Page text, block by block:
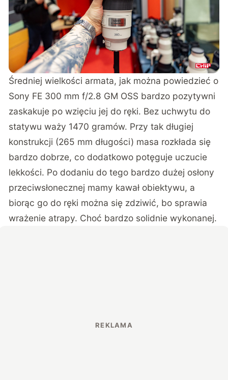
Średniej wielkości armata, jak można powiedzieć o
Sony FE 300 mm f/2.8 GM OSS bardzo pozytywni
zaskakuje po wzięciu jej do ręki. Bez uchwytu do
statywu waży 1470 gramów. Przy tak długiej
konstrukcji (265 mm długości) masa rozkłada się
bardzo dobrze, co dodatkowo potęguje uczucie
lekkości. Po dodaniu do tego bardzo dużej osłony
przeciwsłonecznej mamy kawał obiektywu, a
biorąc go do ręki można się zdziwić, bo sprawia
wrażenie atrapy. Choć bardzo solidnie wykonanej.